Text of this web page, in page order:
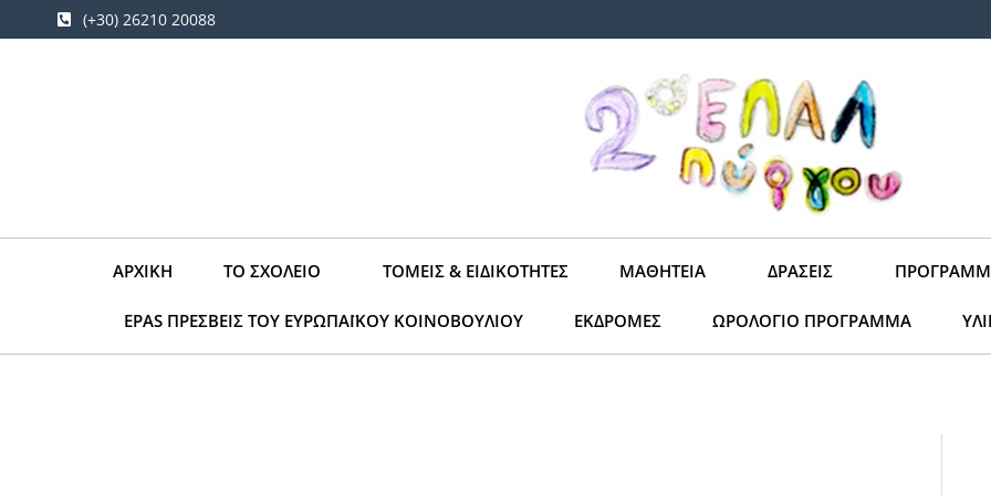
Μετάβαση(+30) 26210 20088
ΑΡΧΙΚΉ ΤΟ ΣΧΟΛΕΊΟ ΤΟΜΕΊΣ & ΕΙΔΙΚΌΤΗΤΕΣ ΜΑΘΗΤΕΊΑ ΔΡΆΣΕΙΣ
EPAS ΠΡΕΣΒΕΙΣ ΤΟΥ ΕΥΡΩΠΑΪΚΟΥ ΚΟΙΝΟΒΟΥΛΙΟΥ ΕΚΔΡΟΜΈΣ ΩΡΟΛΌΓΙΟ ΠΡΌΓΡΑΜΜΑ